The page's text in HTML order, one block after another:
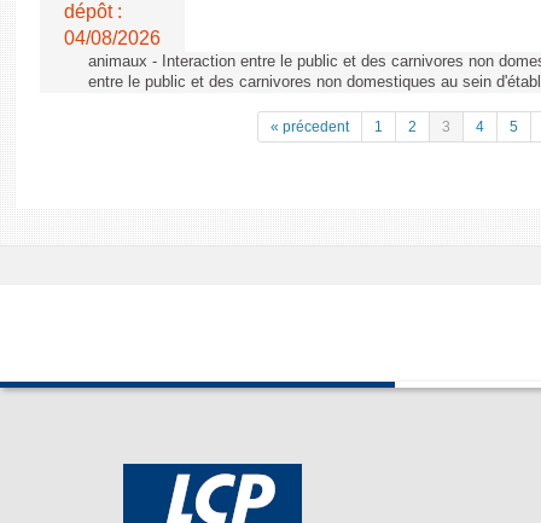
dépôt :
04/08/2026
animaux - Interaction entre le public et des carnivores non
entre le public et des carnivores non domestiques au sein
« précedent 1 2 3 4 5